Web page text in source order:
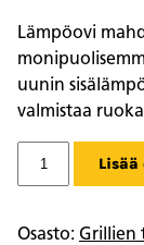
Lämpöovi
uunin
valmistaa
Städler
määrä
Lisää
Osasto: Grillien